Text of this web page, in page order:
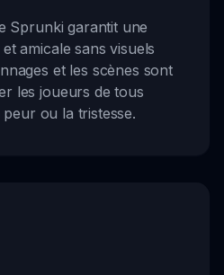
Sprunki garantit une
amicale sans visuels
et les scènes sont
les joueurs de tous
ou la tristesse.